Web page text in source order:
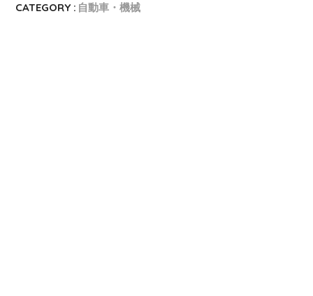
CATEGORY : 自動車・機械